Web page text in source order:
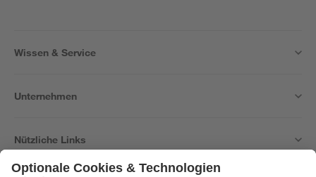
Wissen & Service
Unternehmen
Nützliche Links